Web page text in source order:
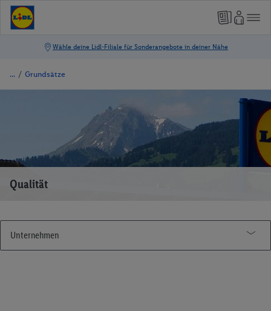
/ Grundsätze
Qualität
Unternehmen